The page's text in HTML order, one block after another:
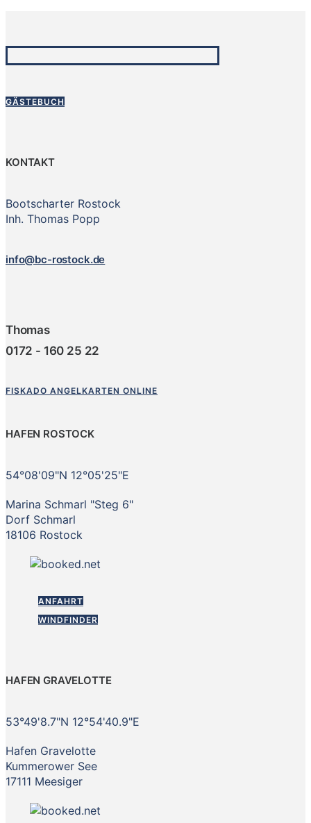
GÄSTEBUCH
KONTAKT
Bootscharter Rostock
Inh. Thomas Popp
info@bc-rostock.de
Thomas
0172 - 160 25 22
FISKADO ANGELKARTEN ONLINE
HAFEN ROSTOCK
54°08'09"N 12°05'25"E
Marina Schmarl "Steg 6"
Dorf Schmarl
18106 Rostock
ANFAHRT
WINDFINDER
HAFEN GRAVELOTTE
53°49'8.7"N 12°54'40.9"E
Hafen Gravelotte
Kummerower See
17111 Meesiger